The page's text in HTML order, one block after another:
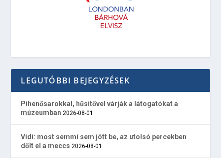
LEGUTÓBBI BEJEGYZÉSEK
Pihenősarokkal, hűsítővel várják a látogatókat a
múzeumban 2026-08-01
Vidi: most semmi sem jött be, az utolsó percekben
dőlt el a meccs 2026-08-01